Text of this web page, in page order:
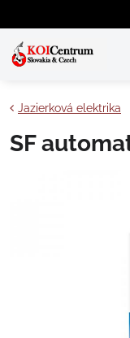
Jazierková elektrika
SF